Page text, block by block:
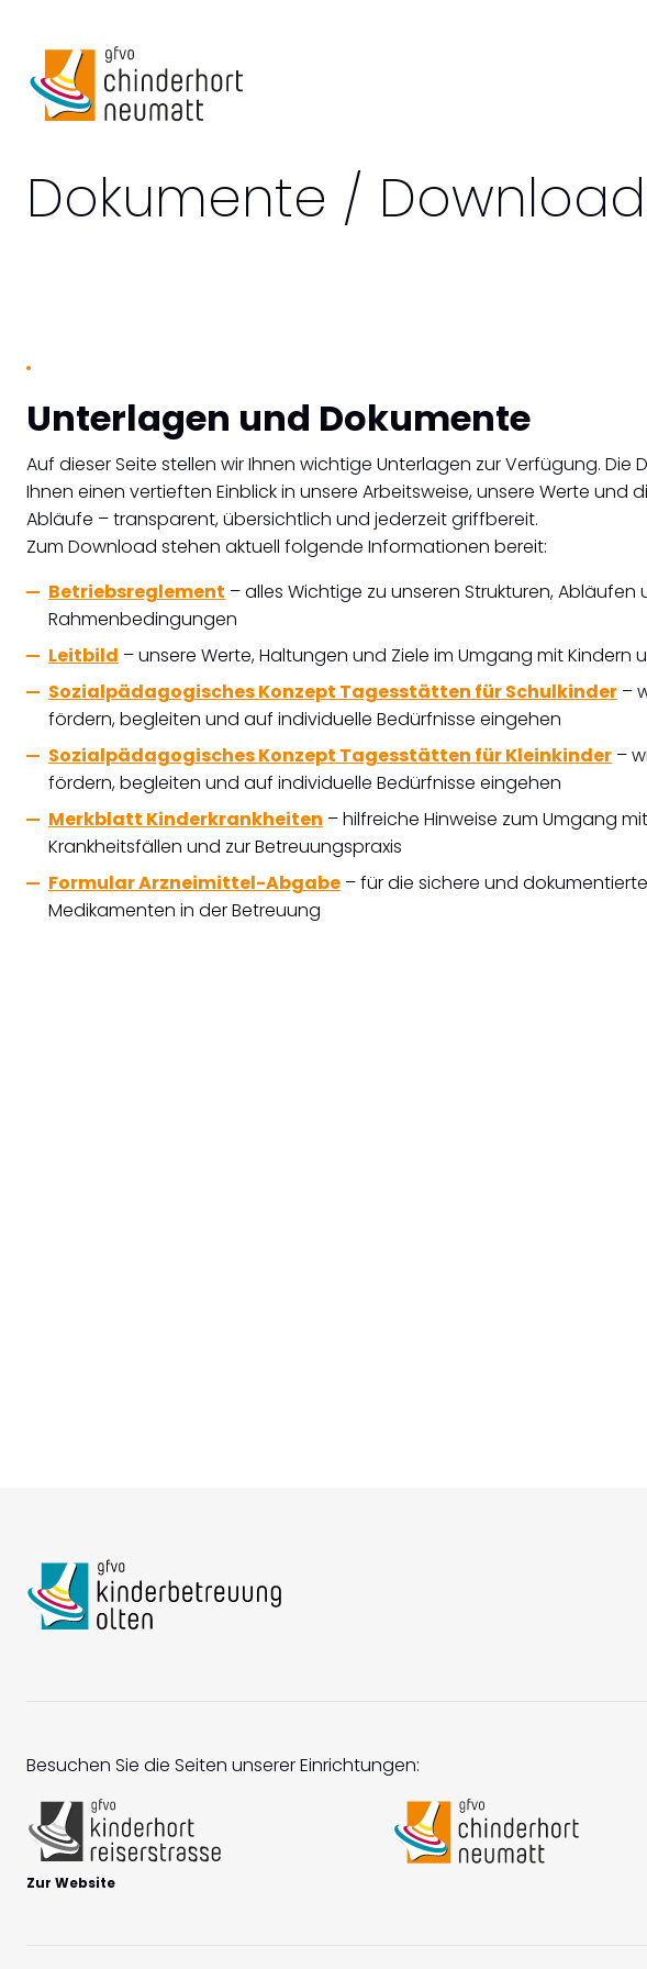
Dokumente /
Unterlagen und Dokumente
Auf dieser Seite stellen wir Ihnen wichtige Unterlagen zur Verfügung. Die
Ihnen einen vertieften Einblick in unsere Arbeitsweise, unsere Werte und
Abläufe – transparent, übersichtlich und jederzeit griffbereit.
Zum Download stehen aktuell folgende Informationen bereit:
Betriebsreglement – alles Wichtige zu unseren Strukturen, Abläufen
Rahmenbedingungen
Leitbild – unsere Werte, Haltungen und Ziele im Umgang mit Kindern
Sozialpädagogisches Konzept Tagesstätten für Schulkinder –
fördern, begleiten und auf individuelle Bedürfnisse eingehen
Sozialpädagogisches Konzept Tagesstätten für Kleinkinder –
fördern, begleiten und auf individuelle Bedürfnisse eingehen
Merkblatt Kinderkrankheiten – hilfreiche Hinweise zum Umgang
Krankheitsfällen und zur Betreuungspraxis
Formular Arzneimittel-Abgabe – für die sichere und
Medikamenten in der Betreuung
Besuchen Sie die Seiten unserer Einrichtungen:
Zur Website